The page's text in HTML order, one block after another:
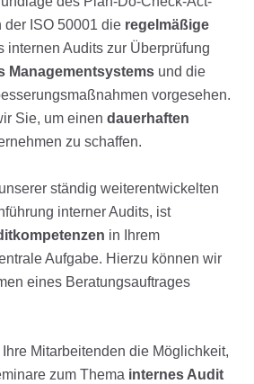
ISO 50001 die regelmäßige
internen Audits zur Überprüfung
Managementsystemsund die
vorgesehen.
Sie, um einen dauerhaften
zu schaffen.
ständig weiterentwickelten
interner Audits, ist
in Ihrem
Aufgabe. Hierzu können wir
eines Beratungsauftrages
Mitarbeitenden die Möglichkeit,
zum Thema internes Audit